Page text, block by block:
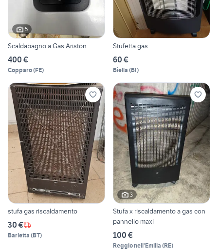
5
Scaldabagno a Gas Ariston
400 €
Copparo(FE)
Stufetta gas
60 €
Biella (BI)
stufa gas riscaldamento
30 €
Barletta (BT)
3
Stufa x riscaldamento a gas con
pannello maxi
100 €
Reggio nell'Emilia (RE)